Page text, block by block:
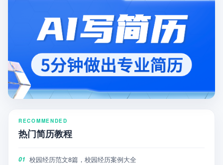
RECOMMENDED
热门简历教程
01 校园经历范文8篇，校园经历案例大全